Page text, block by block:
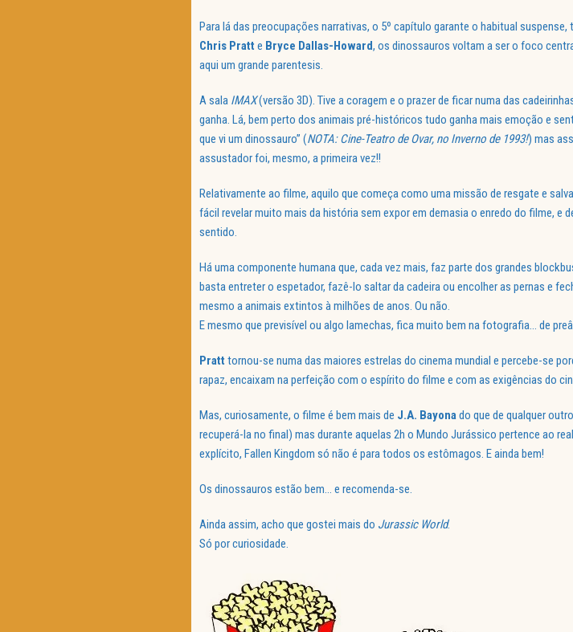
Para lá das preocupações narrativas, o 5º capítulo garante o habitual
Chris Pratt e Bryce Dallas-Howard, os dinossauros voltam a ser o foco
aqui um grande parentesis.
A sala IMAX(versão 3D). Tive a coragem e o prazer de ficar numa das
ganha. Lá, bem perto dos animais pré-históricos tudo ganha mais emoção e
que vi um dinossauro” (NOTA: Cine-Teatro de Ovar, no Inverno de 1993!) mas
assustador foi, mesmo, a primeira vez!!
Relativamente ao filme, aquilo que começa como uma missão de resgate e
fácil revelar muito mais da história sem expor em demasia o enredo do filme, e
sentido.
Há uma componente humana que, cada vez mais, faz parte dos grandes
basta entreter o espetador, fazê-lo saltar da cadeira ou encolher as pernas e
mesmo a animais extintos à milhões de anos. Ou não.
E mesmo que previsível ou algo lamechas, fica muito bem na fotografia… de
Pratt tornou-se numa das maiores estrelas do cinema mundial e percebe-se
rapaz, encaixam na perfeição com o espírito do filme e com as exigências do
Mas, curiosamente, o filme é bem mais de J.A. Bayonado que de qualquer
recuperá-la no final) mas durante aquelas 2h o Mundo Jurássico pertence ao
explícito, Fallen Kingdom só não é para todos os estômagos. E ainda bem!
Os dinossauros estão bem… e recomenda-se.
Ainda assim, acho que gostei mais do Jurassic World.
Só por curiosidade.